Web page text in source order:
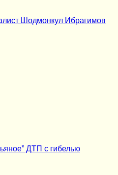
Шодмонкул Ибрагимов
ДТП с гибелью